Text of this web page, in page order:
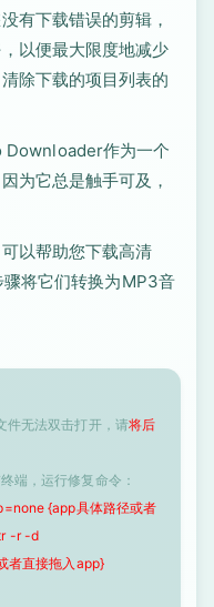
有下载错误的剪辑，
以便最大限度地减少
除下载的项目列表的
Downloader作为一个
为它总是触手可及，
以帮助您下​​载高清
将它们转换为MP3音
件无法双击打开，请将后
端，运行修复命令：
{app具体路径或者
-r -d
者直接拖入app}